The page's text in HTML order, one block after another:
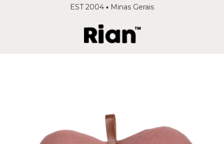
EST 2004 ▪️ Minas Gerais